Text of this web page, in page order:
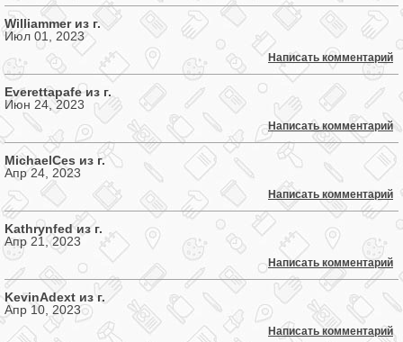
Williammer из г.
Июл 01, 2023
Написать комментарий
Everettapafe из г.
Июн 24, 2023
Написать комментарий
MichaelCes из г.
Апр 24, 2023
Написать комментарий
Kathrynfed из г.
Апр 21, 2023
Написать комментарий
KevinAdext из г.
Апр 10, 2023
Написать комментарий